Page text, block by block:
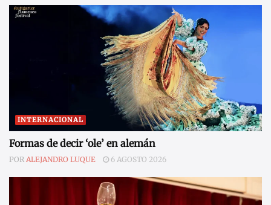
INTERNACIONAL
Formas de decir ‘ole’ en alemán
POR ALEJANDRO LUQUE 6 AGOSTO 2026